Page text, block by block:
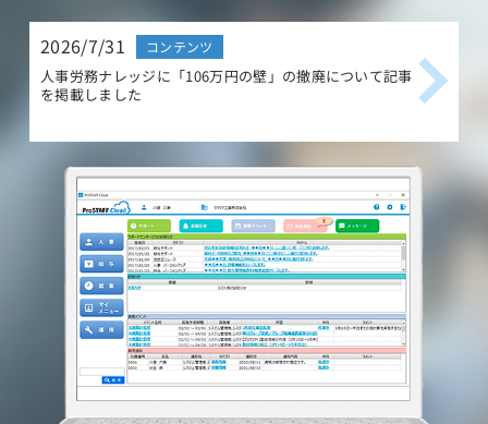
2026/7/31 コンテンツ
人事労務ナレッジに「106万円の壁」の撤廃について記事
を掲載しました